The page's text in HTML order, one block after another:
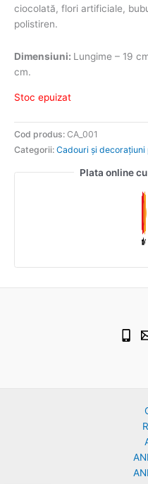
ciocolată, flori artificiale,
polistiren.
Dimensiuni: Lungime – 19
cm.
Stoc epuizat
Cod produs: CA_001
Categorii: Cadouri și decorațiuni
Plata online